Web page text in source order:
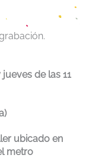
de las 11
ubicado en
metro